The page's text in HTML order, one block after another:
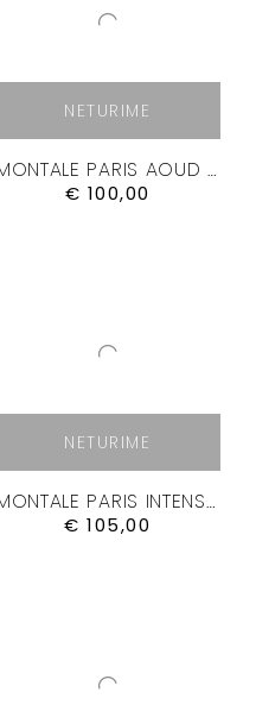
NETURIME
MONTALE PARIS AOUD PURPLE ROSE KVEPALAI
€ 100,00
NETURIME
MONTALE PARIS INTENSE CAFÉ KVEPALAI
€ 105,00